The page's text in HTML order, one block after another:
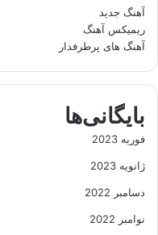
آهنگ جدید
ریمیکس آهنگ
آهنگ های پرطرفدار
بایگانی‌ها
فوریه 2023
ژانویه 2023
دسامبر 2022
نوامبر 2022